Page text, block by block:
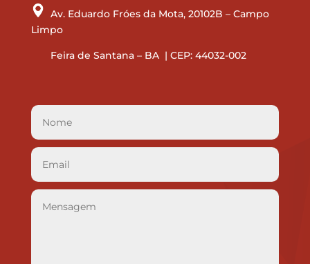
Av. Eduardo Fróes da Mota, 20102B – Campo
Limpo
Feira de Santana – BA | CEP: 44032-002